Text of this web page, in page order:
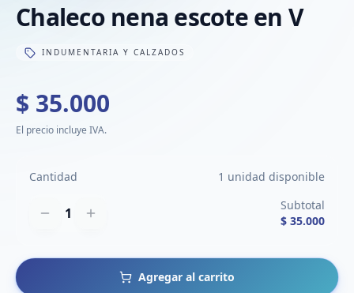
Chaleco nena escote en V
INDUMENTARIA Y CALZADOS
$ 35.000
El precio incluye IVA.
Cantidad 1 unidad disponible
1
Subtotal
$ 35.000
Agregar al carrito